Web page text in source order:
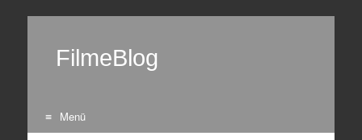
FilmeBlog
Menü